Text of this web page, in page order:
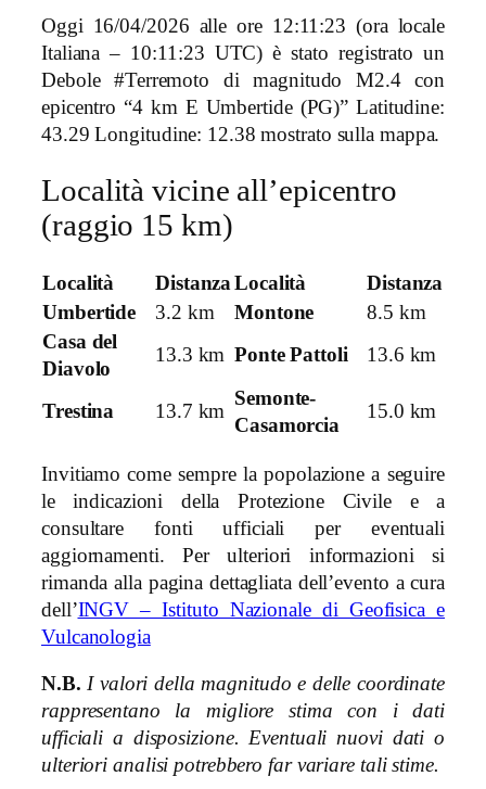
Oggi 16/04/2026 alle ore 12:11:23 (ora locale
Italiana – 10:11:23 UTC) è stato registrato un
Debole #Terremoto di magnitudo M2.4 con
epicentro “4 km E Umbertide (PG)” Latitudine:
43.29 Longitudine: 12.38 mostrato sulla mappa.
Località vicine all’epicentro
(raggio 15 km)
Località DistanzaLocalità
Distanza
Umbertide
3.2 km Montone
8.5 km
Casa del
Diavolo
13.3 km Ponte Pattoli 13.6 km
Trestina 13.7 km
Semonte-
Casamorcia
15.0 km
Invitiamo come sempre la popolazione a seguire
le indicazioni della Protezione Civile e a
consultare fonti ufficiali per eventuali
aggiornamenti. Per ulteriori informazioni si
rimanda alla pagina dettagliata dell’evento a cura
dell’INGV – Istituto Nazionale di Geofisica e
Vulcanologia
N.B. I valori della magnitudo e delle coordinate
rappresentano la migliore stima con i dati
ufficiali a disposizione. Eventuali nuovi dati o
ulteriori analisi potrebbero far variare tali stime.